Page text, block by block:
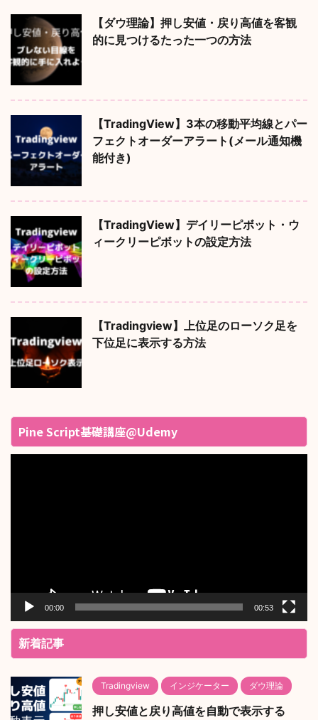
【ダウ理論】押し安値・戻り高値を客観
的に見つけるたった一つの方法
【TradingView】3本の移動平均線とパー
フェクトオーダーアラート(メール通知機
能付き)
【TradingView】デイリーピボット・ウ
ィークリーピボットの設定方法
【Tradingview】上位足のローソク足を
下位足に表示する方法
Pine Script基礎講座@Udemy
00:00 00:53
新着記事
Tradingview インジケーター ダウ理論
押し安値と戻り高値を自動で表示する